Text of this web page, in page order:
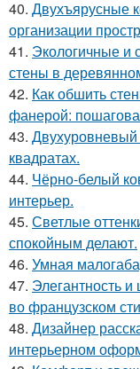
40. Двухъярусные
организации
41. Экологичные и
стены в
42. Как обшить
фанерой:
43.
квадратах.
44. Чёрно-белый
интерьер.
45. Светлые
спокойным делают.
46. Умная
47. Элегантность
во французском
48. Дизайнер
интерьерном